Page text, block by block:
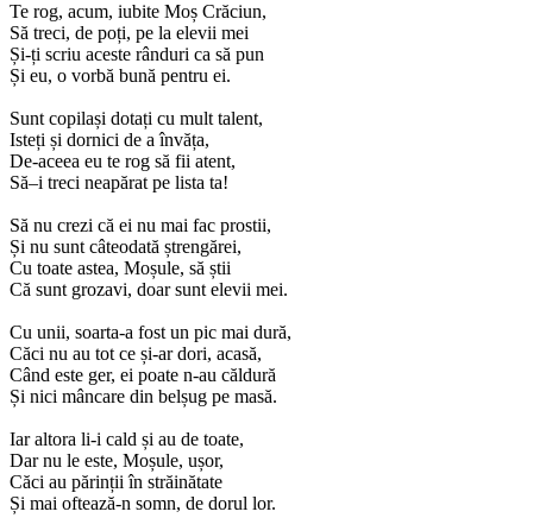
Te rog, acum, iubite Moș Crăciun,
Să treci, de poți, pe la elevii mei
Și-ți scriu aceste rânduri ca să pun
Și eu, o vorbă bună pentru ei.
Sunt copilași dotați cu mult talent,
Isteți și dornici de a învăța,
De-aceea eu te rog să fii atent,
Să–i treci neapărat pe lista ta!
Să nu crezi că ei nu mai fac prostii,
Și nu sunt câteodată ștrengărei,
Cu toate astea, Moșule, să știi
Că sunt grozavi, doar sunt elevii mei.
Cu unii, soarta-a fost un pic mai dură,
Căci nu au tot ce și-ar dori, acasă,
Când este ger, ei poate n-au căldură
Și nici mâncare din belșug pe masă.
Iar altora li-i cald și au de toate,
Dar nu le este, Moșule, ușor,
Căci au părinții în străinătate
Și mai oftează-n somn, de dorul lor.